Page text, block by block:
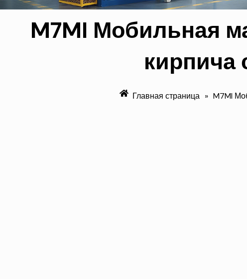
M7MI Мобильная
кирпича
Главная страница » M7MI